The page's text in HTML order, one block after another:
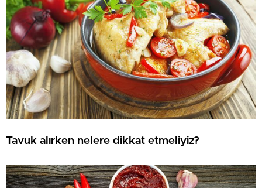
Tavuk alırken nelere dikkat etmeliyiz?